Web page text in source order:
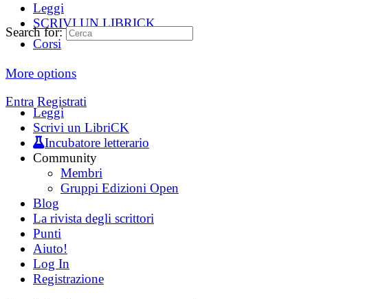
Leggi
SCRIVI UN LIBRICK
Corsi
More options
Entra Registrati
Search for:
Leggi
Scrivi un LibriCK
Incubatore letterario
Community
Membri
Gruppi Edizioni Open
Blog
La rivista degli scrittori
Punti
Aiuto!
Log In
Registrazione